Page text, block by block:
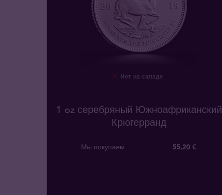
Нет на складе
1 oz серебряный Южноафриканский
Крюгерранд
Мы покупаем 55,20 €